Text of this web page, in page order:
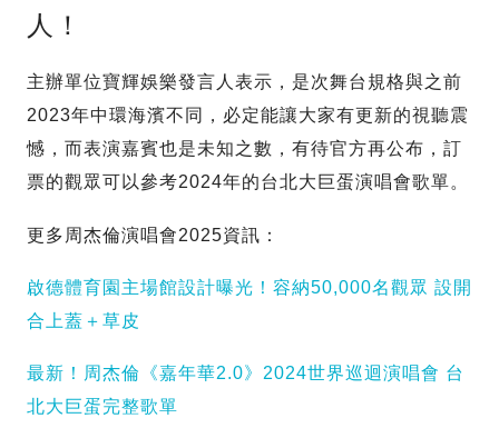
人！
主辦單位寶輝娛樂發言人表示，是次舞台規格與之前
2023年中環海濱不同，必定能讓大家有更新的視聽震
憾，而表演嘉賓也是未知之數，有待官方再公布，訂
票的觀眾可以參考2024年的台北大巨蛋演唱會歌單。
更多周杰倫演唱會2025資訊：
啟德體育園主場館設計曝光！容納50,000名觀眾 設開
合上蓋＋草皮
最新！周杰倫《嘉年華2.0》2024世界巡迴演唱會 台
北大巨蛋完整歌單